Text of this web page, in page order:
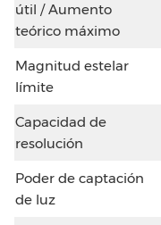
útil / Aumento
teórico máximo
Magnitud estelar
límite
Capacidad de
resolución
Poder de captación
de luz